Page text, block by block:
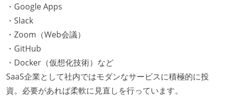
・Google Apps
・Slack
・Zoom（Web会議）
・GitHub
・Docker（仮想化技術）など
SaaS企業として社内ではモダンなサービスに積極的に投
資。必要があれば柔軟に見直しを行っています。